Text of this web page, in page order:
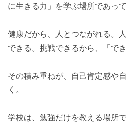
に生きる力」を学ぶ場所であって
健康だから、人とつながれる。
できる。挑戦できるから、「で
その積み重ねが、自己肯定感や
く。
学校は、勉強だけを教える場所で